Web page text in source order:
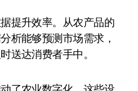
提升效率。从农产品的
析能够预测市场需求，
送达消费者手中。